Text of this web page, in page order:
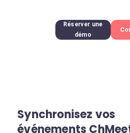
Réserver une
démo
Synchronisez vos
événements